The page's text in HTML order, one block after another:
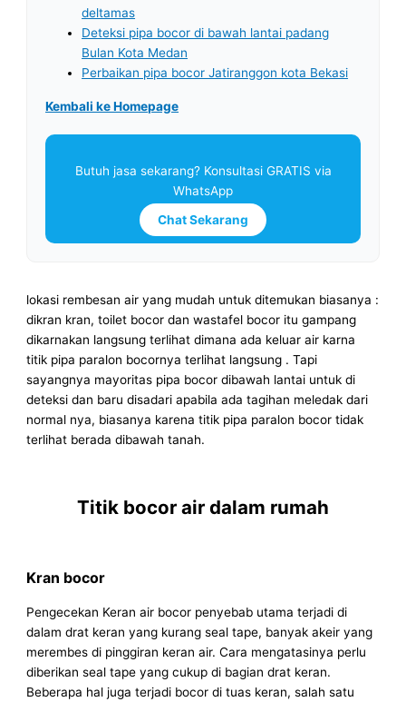
deltamas
Deteksi pipa bocor di bawah lantai padang
Bulan Kota Medan
Perbaikan pipa bocor Jatiranggon kota Bekasi
Kembali ke Homepage
Butuh jasa sekarang? Konsultasi GRATIS via
WhatsApp
Chat Sekarang
lokasi rembesan air yang mudah untuk ditemukan biasanya :
dikran kran, toilet bocor dan wastafel bocor itu gampang
dikarnakan langsung terlihat dimana ada keluar air karna
titik pipa paralon bocornya terlihat langsung . Tapi
sayangnya mayoritas pipa bocor dibawah lantai untuk di
deteksi dan baru disadari apabila ada tagihan meledak dari
normal nya, biasanya karena titik pipa paralon bocor tidak
terlihat berada dibawah tanah.
Titik bocor air dalam rumah
Kran bocor
Pengecekan Keran air bocor penyebab utama terjadi di
dalam drat keran yang kurang seal tape, banyak akeir yang
merembes di pinggiran keran air. Cara mengatasinya perlu
diberikan seal tape yang cukup di bagian drat keran.
Beberapa hal juga terjadi bocor di tuas keran, salah satu